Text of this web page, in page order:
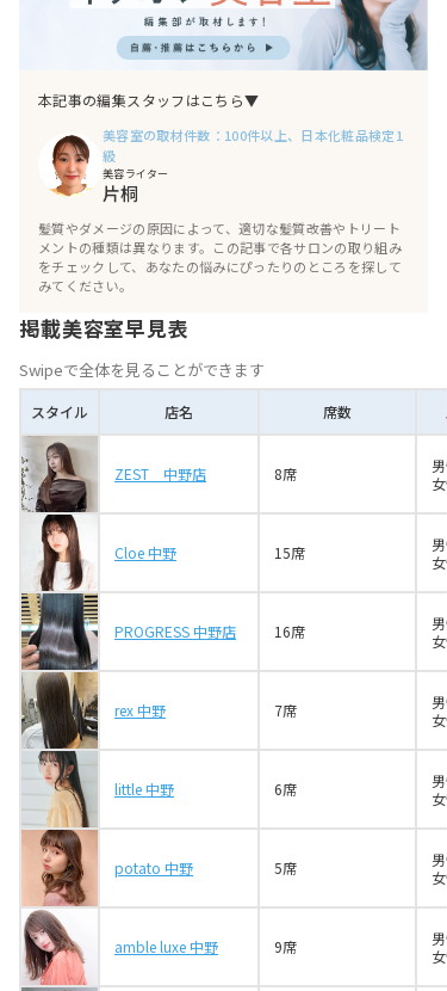
KIRIKA 中野（キリカ）
本記事の編集スタッフはこちら▼
美容室の取材件数：100件以上、日本化粧品検定1
級
美容ライター
片桐
髪質やダメージの原因によって、適切な髪質改善やトリート
メントの種類は異なります。この記事で各サロンの取り組み
をチェックして、あなたの悩みにぴったりのところを探して
みてください。
掲載美容室早見表
Swipeで全体を見ることができます
スタイル 店名 席数
ZEST 中野店 8席
Cloe 中野 15席
PROGRESS 中野店 16席
rex 中野 7席
little 中野 6席
potato 中野 5席
amble luxe 中野 9席